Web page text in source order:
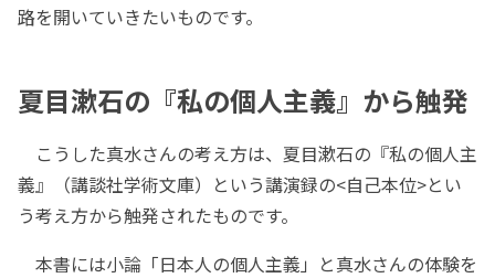
路を開いていきたいものです。
夏目漱石の『私の個人主義』から触発
こうした真水さんの考え方は、夏目漱石の『私の個人主
義』（講談社学術文庫）という講演録の<自己本位>とい
う考え方から触発されたものです。
本書には小論「日本人の個人主義」と真水さんの体験を